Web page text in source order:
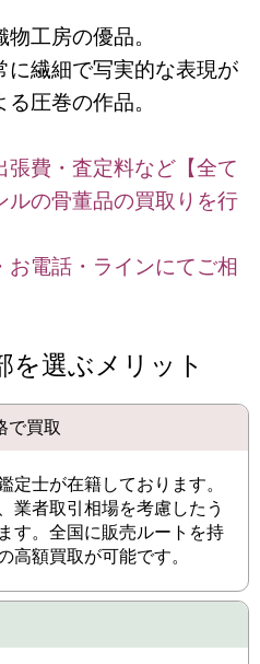
工房の優品。
に繊細で写実的な表現が
圧巻の作品。
張費・査定料など【全て
ルの骨董品の買取りを行
お電話・ラインにてご相
を選ぶメリット
で買取
定士が在籍しております。
業者取引相場を考慮したう
す。全国に販売ルートを持
高額買取が可能です。